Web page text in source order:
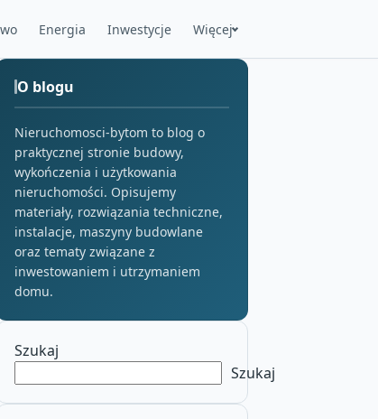
Energia Inwestycje Więcej
O blogu
Nieruchomosci-bytom to blog o
praktycznej stronie budowy,
wykończenia i użytkowania
nieruchomości. Opisujemy
materiały, rozwiązania techniczne,
instalacje, maszyny budowlane
oraz tematy związane z
inwestowaniem i utrzymaniem
domu.
Szukaj
Szukaj